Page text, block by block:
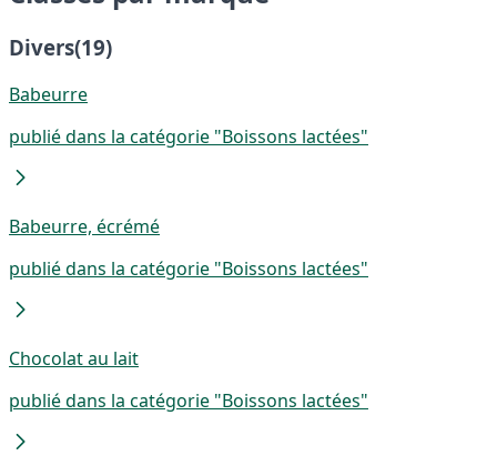
Divers(19)
Babeurre
publié dans la catégorie "Boissons lactées"
Babeurre, écrémé
publié dans la catégorie "Boissons lactées"
Chocolat au lait
publié dans la catégorie "Boissons lactées"